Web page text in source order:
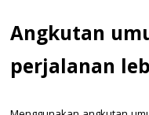
Angkutan
perjalanan